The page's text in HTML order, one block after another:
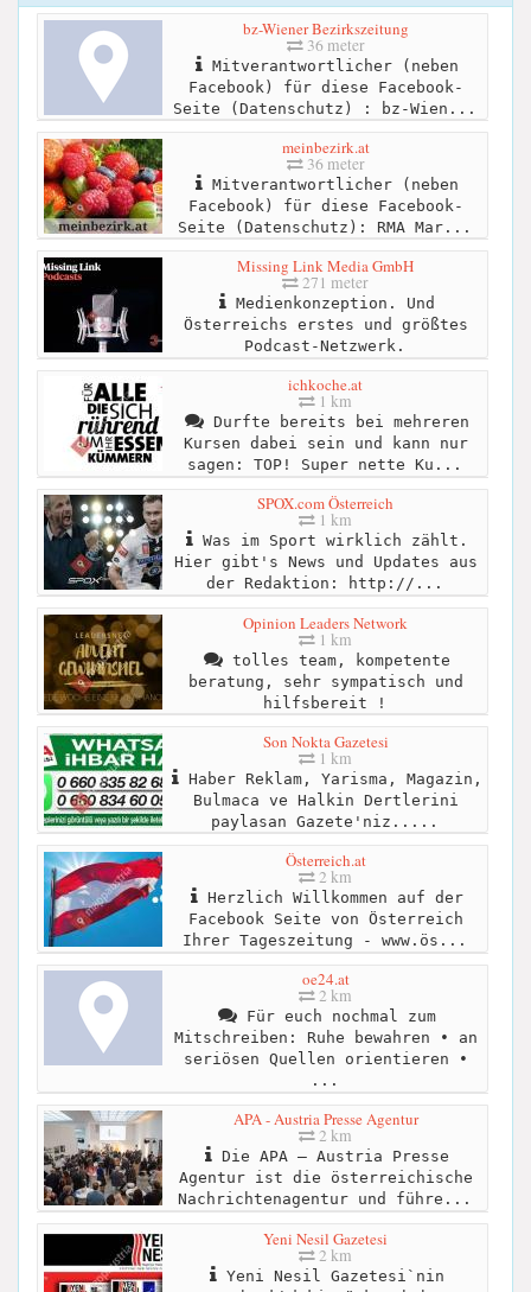
bz-Wiener Bezirkszeitung
36 meter
Mitverantwortlicher (neben
Facebook) für diese Facebook-
Seite (Datenschutz) : bz-Wien...
meinbezirk.at
36 meter
Mitverantwortlicher (neben
Facebook) für diese Facebook-
Seite (Datenschutz): RMA Mar...
Missing Link Media GmbH
271 meter
Medienkonzeption. Und
Österreichs erstes und größtes
Podcast-Netzwerk.
ichkoche.at
1 km
Durfte bereits bei mehreren
Kursen dabei sein und kann nur
sagen: TOP! Super nette Ku...
SPOX.com Österreich
1 km
Was im Sport wirklich zählt.
Hier gibt's News und Updates aus
der Redaktion: http://...
Opinion Leaders Network
1 km
tolles team, kompetente
beratung, sehr sympatisch und
hilfsbereit !
Son Nokta Gazetesi
1 km
Haber Reklam, Yarisma, Magazin,
Bulmaca ve Halkin Dertlerini
paylasan Gazete'niz.....
Österreich.at
2 km
Herzlich Willkommen auf der
Facebook Seite von Österreich
Ihrer Tageszeitung - www.ös...
oe24.at
2 km
Für euch nochmal zum
Mitschreiben: Ruhe bewahren • an
seriösen Quellen orientieren •
...
APA - Austria Presse Agentur
2 km
Die APA – Austria Presse
Agentur ist die österreichische
Nachrichtenagentur und führe...
Yeni Nesil Gazetesi
2 km
Yeni Nesil Gazetesi`nin